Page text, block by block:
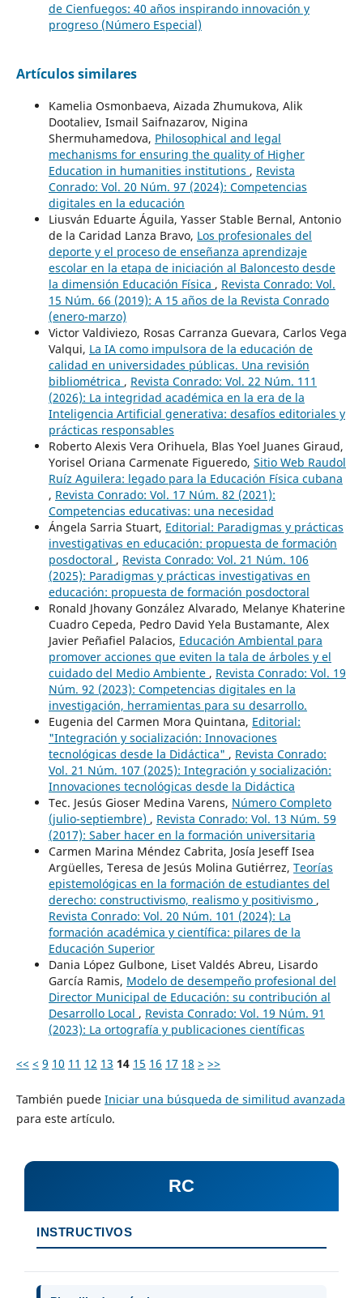
de Cienfuegos: 40 años inspirando innovación y
progreso (Número Especial)
Artículos similares
Kamelia Osmonbaeva, Aizada Zhumukova, Alik
Dootaliev, Ismail Saifnazarov, Nigina
Shermuhamedova, Philosophical and legal
mechanisms for ensuring the quality of Higher
Education in humanities institutions , Revista
Conrado: Vol. 20 Núm. 97 (2024): Competencias
digitales en la educación
Liusván Eduarte Águila, Yasser Stable Bernal, Antonio
de la Caridad Lanza Bravo, Los profesionales del
deporte y el proceso de enseñanza aprendizaje
escolar en la etapa de iniciación al Baloncesto desde
la dimensión Educación Física , Revista Conrado: Vol.
15 Núm. 66 (2019): A 15 años de la Revista Conrado
(enero-marzo)
Victor Valdiviezo, Rosas Carranza Guevara, Carlos Vega
Valqui, La IA como impulsora de la educación de
calidad en universidades públicas. Una revisión
bibliométrica , Revista Conrado: Vol. 22 Núm. 111
(2026): La integridad académica en la era de la
Inteligencia Artificial generativa: desafíos editoriales y
prácticas responsables
Roberto Alexis Vera Orihuela, Blas Yoel Juanes Giraud,
Yorisel Oriana Carmenate Figueredo, Sitio Web Raudol
Ruíz Aguilera: legado para la Educación Física cubana
, Revista Conrado: Vol. 17 Núm. 82 (2021):
Competencias educativas: una necesidad
Ángela Sarria Stuart, Editorial: Paradigmas y prácticas
investigativas en educación: propuesta de formación
posdoctoral , Revista Conrado: Vol. 21 Núm. 106
(2025): Paradigmas y prácticas investigativas en
educación: propuesta de formación posdoctoral
Ronald Jhovany González Alvarado, Melanye Khaterine
Cuadro Cepeda, Pedro David Yela Bustamante, Alex
Javier Peñafiel Palacios, Educación Ambiental para
promover acciones que eviten la tala de árboles y el
cuidado del Medio Ambiente , Revista Conrado: Vol. 19
Núm. 92 (2023): Competencias digitales en la
investigación, herramientas para su desarrollo.
Eugenia del Carmen Mora Quintana, Editorial:
"Integración y socialización: Innovaciones
tecnológicas desde la Didáctica" , Revista Conrado:
Vol. 21 Núm. 107 (2025): Integración y socialización:
Innovaciones tecnológicas desde la Didáctica
Tec. Jesús Gioser Medina Varens, Número Completo
(julio-septiembre) , Revista Conrado: Vol. 13 Núm. 59
(2017): Saber hacer en la formación universitaria
Carmen Marina Méndez Cabrita, Josía Jeseff Isea
Argüelles, Teresa de Jesús Molina Gutiérrez, Teorías
epistemológicas en la formación de estudiantes del
derecho: constructivismo, realismo y positivismo ,
Revista Conrado: Vol. 20 Núm. 101 (2024): La
formación académica y científica: pilares de la
Educación Superior
Dania López Gulbone, Liset Valdés Abreu, Lisardo
García Ramis, Modelo de desempeño profesional del
Director Municipal de Educación: su contribución al
Desarrollo Local , Revista Conrado: Vol. 19 Núm. 91
(2023): La ortografía y publicaciones científicas
<< < 9 10 11 12 13 14 15 16 17 18 > >>
También puede Iniciar una búsqueda de similitud avanzada
para este artículo.
RC
INSTRUCTIVOS